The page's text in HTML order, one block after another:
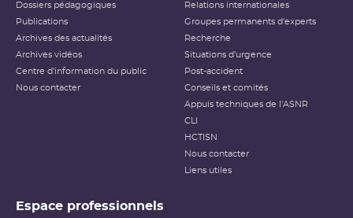
Dossiers pédagogiques
Publications
Archives des actualités
Archives vidéos
Centre d'information du public
Nous contacter
Relations internationales
Groupes permanents d'experts
Recherche
Situations d'urgence
Post-accident
Conseils et comités
Appuis techniques de l'ASNR
CLI
HCTISN
Nous contacter
Liens utiles
Espace professionnels